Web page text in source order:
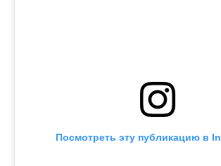
Посмотреть эту публикацию в